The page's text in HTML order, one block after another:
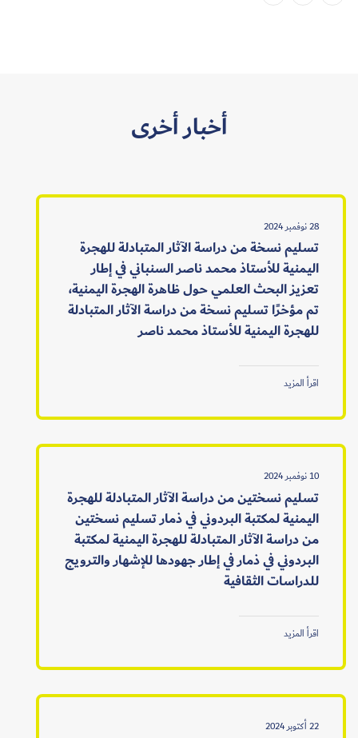
أخبار أخرى
28 نوفمبر 2024
تسليم نسخة من دراسة الآثار المتبادلة للهجرة
اليمنية للأستاذ محمد ناصر السنباني في إطار
تعزيز البحث العلمي حول ظاهرة الهجرة اليمنية،
تم مؤخرًا تسليم نسخة من دراسة الآثار المتبادلة
للهجرة اليمنية للأستاذ محمد ناصر
اقرأ المزيد
10 نوفمبر 2024
تسليم نسختين من دراسة الآثار المتبادلة للهجرة
اليمنية لمكتبة البردوني في ذمار تسليم نسختين
من دراسة الآثار المتبادلة للهجرة اليمنية لمكتبة
البردوني في ذمار في إطار جهودها للإشهار والترويج
للدراسات الثقافية
اقرأ المزيد
22 أكتوبر 2024